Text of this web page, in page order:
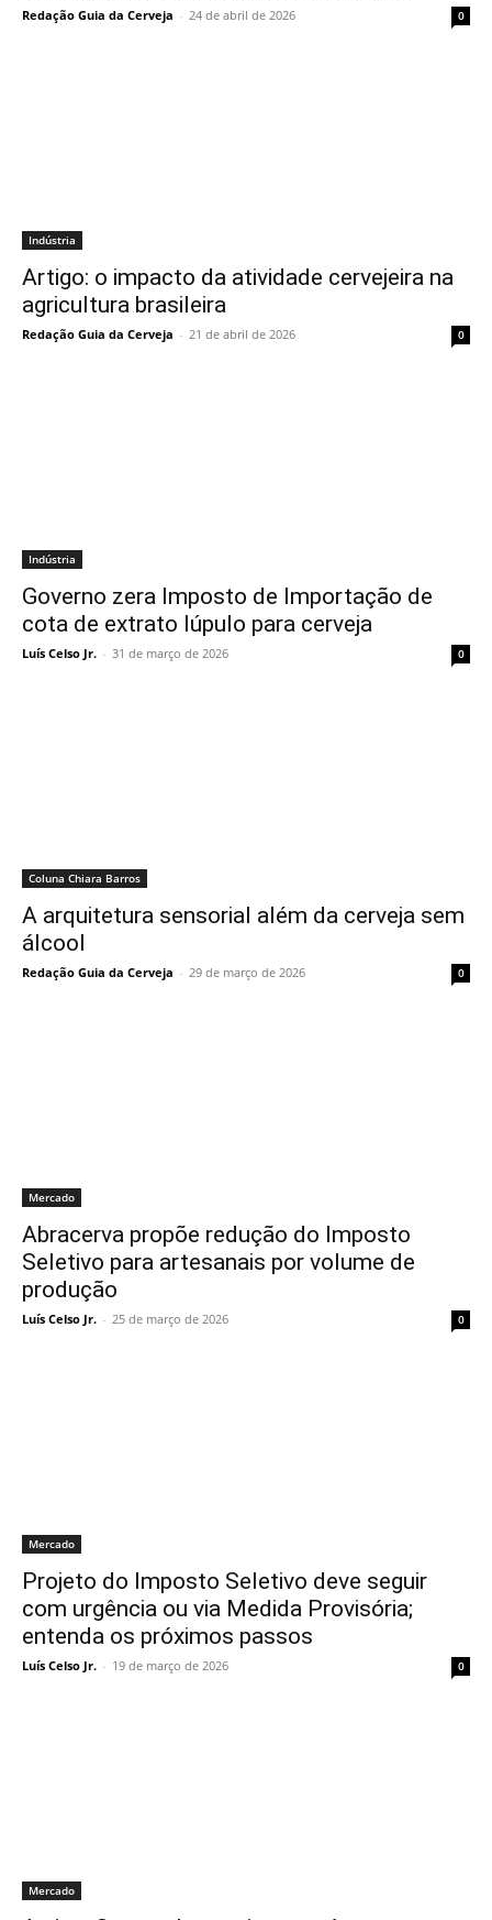
Redação Guia da Cerveja - 24 de abril de 2026 0
Indústria
Artigo: o impacto da atividade cervejeira na
agricultura brasileira
Redação Guia da Cerveja - 21 de abril de 2026 0
Indústria
Governo zera Imposto de Importação de
cota de extrato lúpulo para cerveja
Luís Celso Jr. - 31 de março de 2026 0
Coluna Chiara Barros
A arquitetura sensorial além da cerveja sem
álcool
Redação Guia da Cerveja - 29 de março de 2026 0
Mercado
Abracerva propõe redução do Imposto
Seletivo para artesanais por volume de
produção
Luís Celso Jr. - 25 de março de 2026 0
Mercado
Projeto do Imposto Seletivo deve seguir
com urgência ou via Medida Provisória;
entenda os próximos passos
Luís Celso Jr. - 19 de março de 2026 0
Mercado